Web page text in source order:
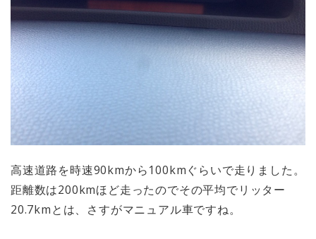
高速道路を時速90kmから100kmぐらいで走りました。
距離数は200kmほど走ったのでその平均でリッター
20.7kmとは、さすがマニュアル車ですね。